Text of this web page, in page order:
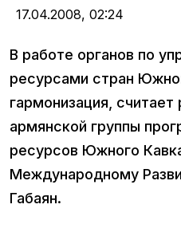
17.04.2008, 02:24
В работе органов по
ресурсами стран
гармонизация, считает
армянской группы
ресурсов Южного
Международному
Габаян.